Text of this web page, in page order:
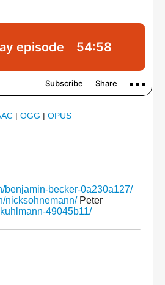
| OGG | OPUS
benjamin-becker-0a230a127/
nicksohnemann/Peter
49045b11/